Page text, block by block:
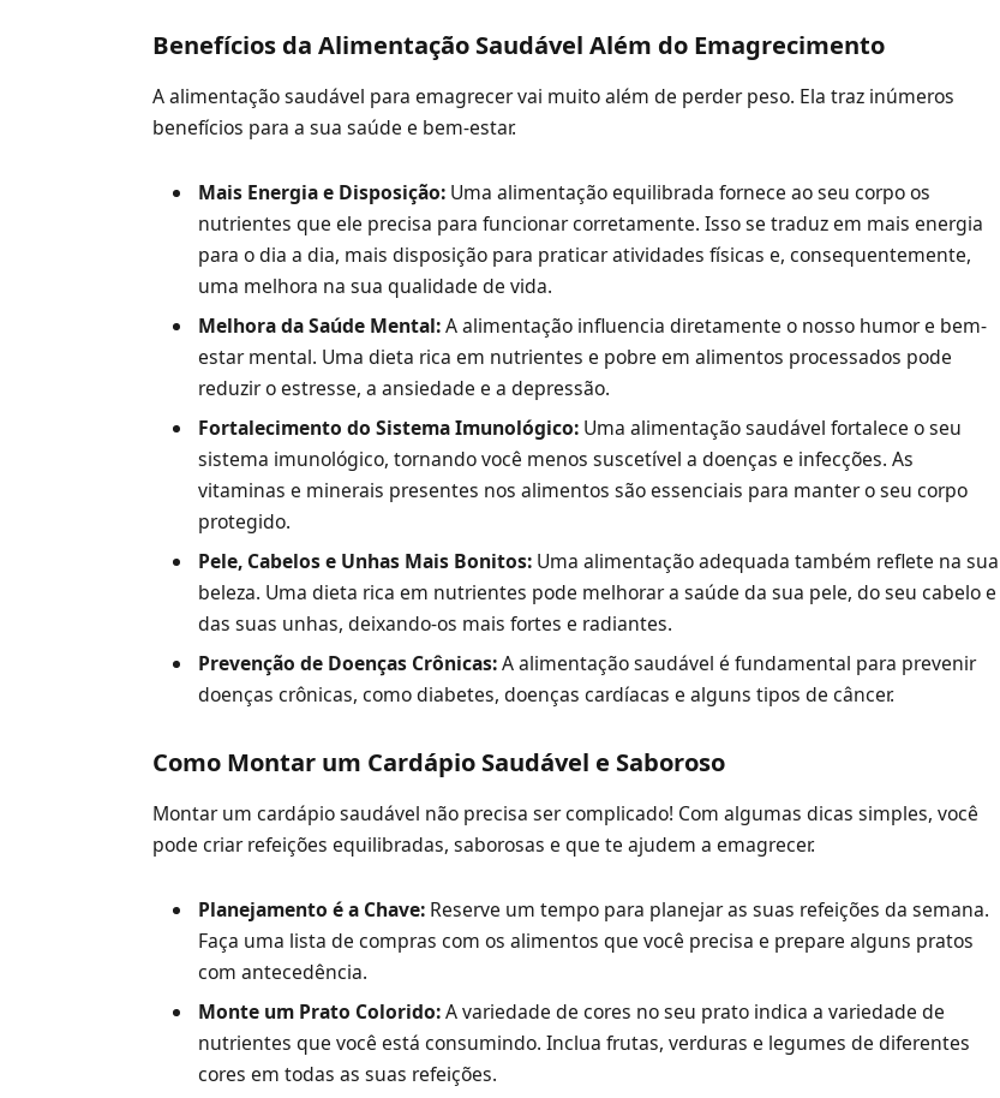
Benefícios da Alimentação Saudável Além do Emagrecimento
A alimentação saudável para emagrecer vai muito além de perder peso. Ela traz inúmeros
benefícios para a sua saúde e bem-estar.
Mais Energia e Disposição: Uma alimentação equilibrada fornece ao seu corpo os
nutrientes que ele precisa para funcionar corretamente. Isso se traduz em mais energia
para o dia a dia, mais disposição para praticar atividades físicas e, consequentemente,
uma melhora na sua qualidade de vida.
Melhora da Saúde Mental:A alimentação influencia diretamente o nosso humor e bem-
estar mental. Uma dieta rica em nutrientes e pobre em alimentos processados pode
reduzir o estresse, a ansiedade e a depressão.
Fortalecimento do Sistema Imunológico: Uma alimentação saudável fortalece o seu
sistema imunológico, tornando você menos suscetível a doenças e infecções. As
vitaminas e minerais presentes nos alimentos são essenciais para manter o seu corpo
protegido.
Pele, Cabelos e Unhas Mais Bonitos: Uma alimentação adequada também reflete na sua
beleza. Uma dieta rica em nutrientes pode melhorar a saúde da sua pele, do seu cabelo e
das suas unhas, deixando-os mais fortes e radiantes.
Prevenção de Doenças Crônicas:A alimentação saudável é fundamental para prevenir
doenças crônicas, como diabetes, doenças cardíacas e alguns tipos de câncer.
Como Montar um Cardápio Saudável e Saboroso
Montar um cardápio saudável não precisa ser complicado! Com algumas dicas simples, você
pode criar refeições equilibradas, saborosas e que te ajudem a emagrecer.
Planejamento é a Chave: Reserve um tempo para planejar as suas refeições da semana.
Faça uma lista de compras com os alimentos que você precisa e prepare alguns pratos
com antecedência.
Monte um Prato Colorido:A variedade de cores no seu prato indica a variedade de
nutrientes que você está consumindo. Inclua frutas, verduras e legumes de diferentes
cores em todas as suas refeições.